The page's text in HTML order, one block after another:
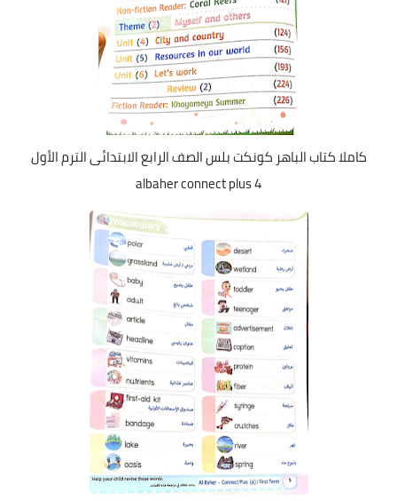
كاملا كتاب الباهر كونكت بلس الصف الرابع الابتدائى الترم الأول
albaher connect plus 4